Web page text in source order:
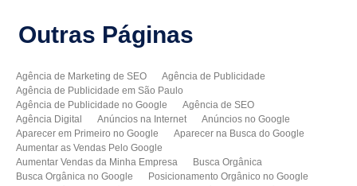
Outras Páginas
Agência de Marketing de SEO
Agência de Publicidade
Agência de Publicidade em São Paulo
Agência de Publicidade no Google
Agência de SEO
Agência Digital
Anúncios na Internet
Anúncios no Google
Aparecer em Primeiro no Google
Aparecer na Busca do Google
Aumentar as Vendas Pelo Google
Aumentar Vendas da Minha Empresa
Busca Orgânica
Busca Orgânica no Google
Posicionamento Orgânico no Google